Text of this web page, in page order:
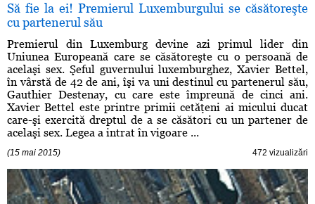
Să fie la ei! Premierul Luxemburgului se căsătoreşte
cu partenerul său
Premierul din Luxemburg devine azi primul lider din
Uniunea Europeană care se căsătoreşte cu o persoană de
acelaşi sex. Şeful guvernului luxemburghez, Xavier Bettel,
în vârstă de 42 de ani, îşi va uni destinul cu partenerul său,
Gauthier Destenay, cu care este împreună de cinci ani.
Xavier Bettel este printre primii cetăţeni ai micului ducat
care-şi exercită dreptul de a se căsători cu un partener de
acelaşi sex. Legea a intrat în vigoare ...
(15 mai 2015) 472 vizualizări